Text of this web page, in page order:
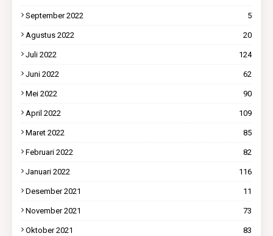
September 2022 5
Agustus 2022 20
Juli 2022 124
Juni 2022 62
Mei 2022 90
April 2022 109
Maret 2022 85
Februari 2022 82
Januari 2022 116
Desember 2021 11
November 2021 73
Oktober 2021 83